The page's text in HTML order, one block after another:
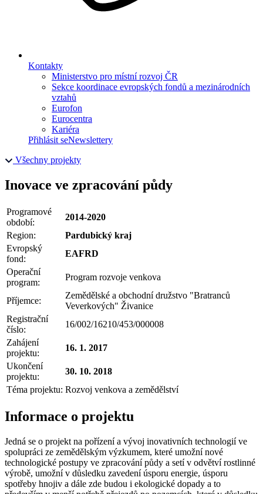
Kontakty
Ministerstvo pro místní rozvoj ČR
Sekce koordinace evropských fondů a mezinárodních
vztahů
Eurofon
Eurocentra
Kariéra
Přihlásit seNewslettery
Všechny projekty
Inovace ve zpracování půdy
Programové
období:
2014-2020
Region:
Pardubický kraj
Evropský
fond:
EAFRD
Operační
program:
Program rozvoje venkova
Příjemce:
Zemědělské a obchodní družstvo "Bratranců
Veverkových" Živanice
Registrační
číslo:
16/002/16210/453/000008
Zahájení
projektu:
16. 1. 2017
Ukončení
projektu:
30. 10. 2018
Téma projektu: Rozvoj venkova a zemědělství
Informace o projektu
Jedná se o projekt na pořízení a vývoj inovativních technologií ve
spolupráci ze zemědělským výzkumem, které umožní nové
technologické postupy ve zpracování půdy a setí v odvětví rostlinné
výrobě, umožní v důsledku zavedení úsporu energie, úsporu
spotřeby hnojiv a dále zde budou i ekologické dopady a to